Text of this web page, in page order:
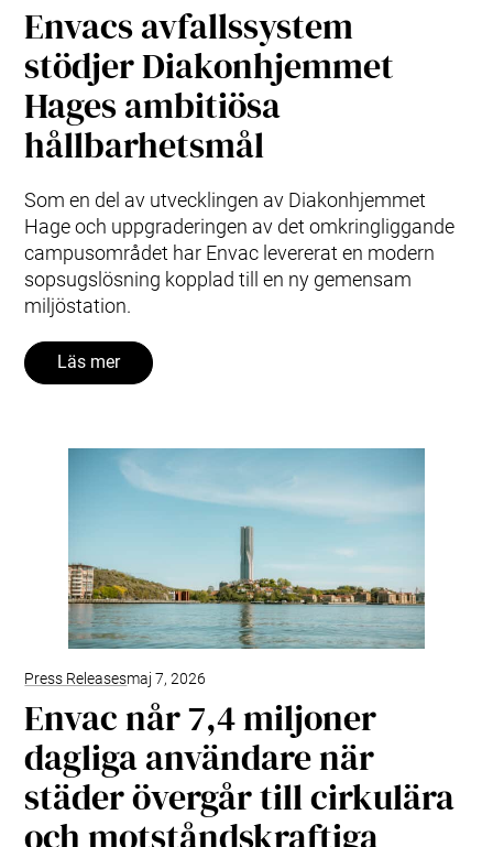
Envacs avfallssystem
stödjer Diakonhjemmet
Hages ambitiösa
hållbarhetsmål
Som en del av utvecklingen av Diakonhjemmet
Hage och uppgraderingen av det omkringliggande
campusområdet har Envac levererat en modern
sopsugslösning kopplad till en ny gemensam
miljöstation.
Läs mer
Press Releasesmaj 7, 2026
Envac når 7,4 miljoner
dagliga användare när
städer övergår till cirkulära
och motståndskraftiga